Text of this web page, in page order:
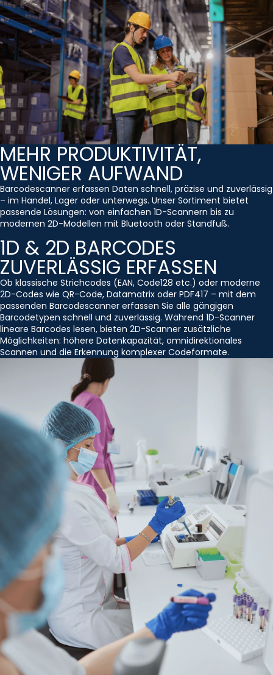
MEHR PRODUKTIVITÄT,
WENIGER AUFWAND
Barcodescanner erfassen Daten schnell, präzise und zuverlässig
– im Handel, Lager oder unterwegs. Unser Sortiment bietet
passende Lösungen: von einfachen 1D-Scannern bis zu
modernen 2D-Modellen mit Bluetooth oder Standfuß.
1D & 2D BARCODES
ZUVERLÄSSIG ERFASSEN
Ob klassische Strichcodes (EAN, Code128 etc.) oder moderne
2D-Codes wie QR-Code, Datamatrix oder PDF417 – mit dem
passenden Barcodescanner erfassen Sie alle gängigen
Barcodetypen schnell und zuverlässig. Während 1D-Scanner
lineare Barcodes lesen, bieten 2D-Scanner zusätzliche
Möglichkeiten: höhere Datenkapazität, omnidirektionales
Scannen und die Erkennung komplexer Codeformate.